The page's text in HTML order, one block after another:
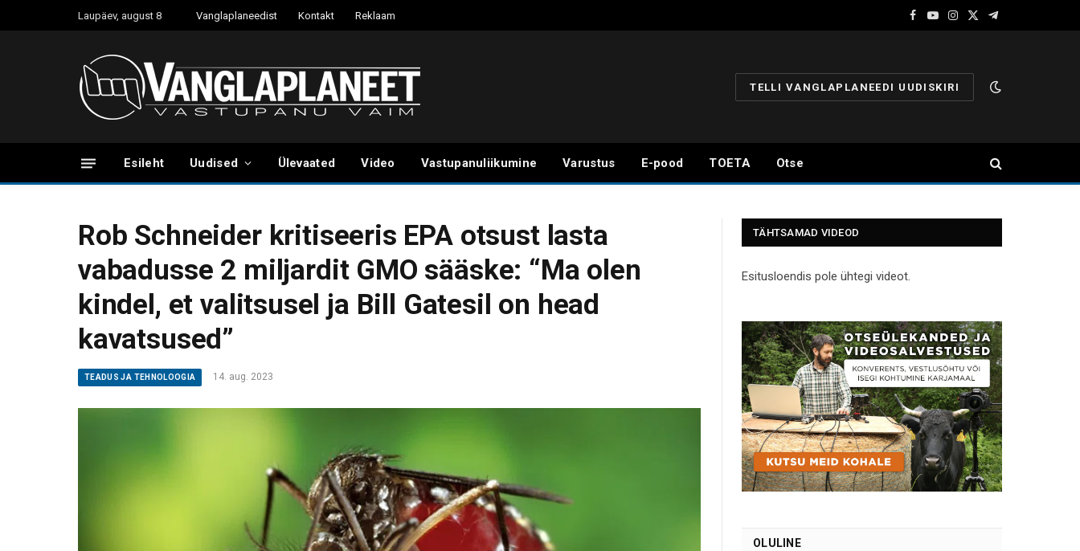
Laupäev, august 8 Vanglaplaneedist Kontakt Reklaam
Facebook
YouTube
Instagram
X
Telegram
TELLI VANGLAPLANEEDI UUDISKIRI
Esileht Uudised Ülevaated Video Vastupanuliikumine Varustus E-pood TOETA Otse
Rob Schneider kritiseeris EPA otsust lasta
vabadusse 2 miljardit GMO sääske: “Ma olen
kindel, et valitsusel ja Bill Gatesil on head
kavatsused”
TEADUS JA TEHNOLOOGIA 14. aug. 2023
TÄHTSAMAD VIDEOD
Esitusloendis pole ühtegi videot.
OLULINE